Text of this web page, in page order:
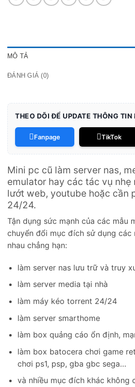
MÔ TẢ
ĐÁNH GIÁ (0)
THEO DÕI ĐỂ UPDATE THÔNG TIN
Fanpage TikTok
Mini pc cũ làm server nas,
emulator hay các tác vụ nhẹ
lướt web, youtube hoặc cần
24/24.
Tận dụng sức mạnh của các mẫu
chuyển đổi mục đích sử dụng các
nhau chẳng hạn:
làm server nas lưu trữ và truy
làm server media tại nhà
làm máy kéo torrent 24/24
làm server smarthome
làm box quảng cáo ổn định,
làm box batocera chơi game
chơi ps1, psp, gba gbc sega…
và nhiều mục đích khác không